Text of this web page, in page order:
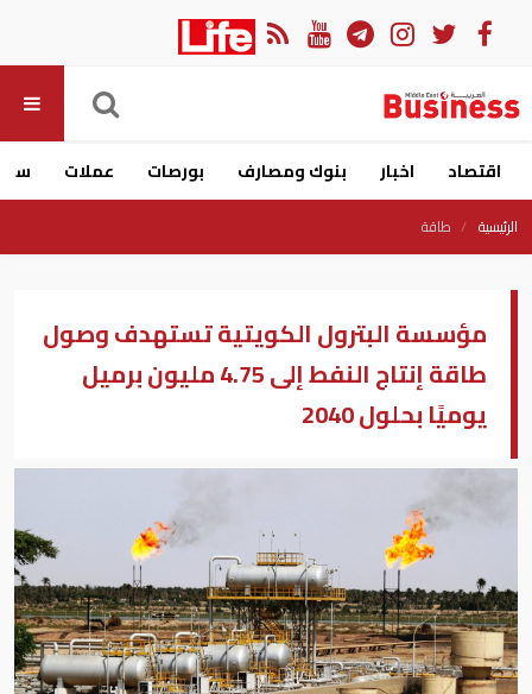
اقتصاد اخبار بنوك ومصارف بورصات عملات
الرئيسية طاقة
مؤسسة البترول الكويتية تستهدف وصول
طاقة إنتاج النفط إلى 4.75 مليون برميل
يوميًا بحلول 2040